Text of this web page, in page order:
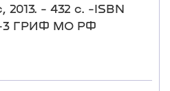
2013. - 432 с. -ISBN
3 ГРИФ МО РФ